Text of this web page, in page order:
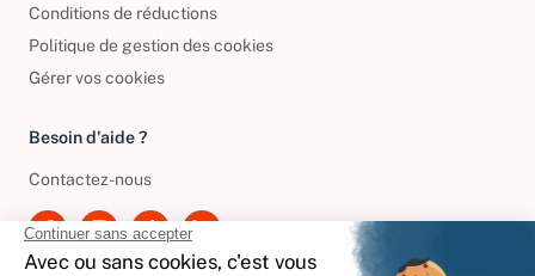
Conditions de réductions
Politique de gestion des cookies
Gérer vos cookies
Besoin d'aide ?
Contactez-nous